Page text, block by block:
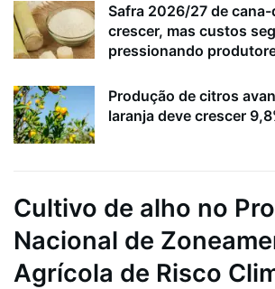
Safra 2026/27 de
crescer, mas custos
pressionando
Produção de citros
laranja deve crescer
Cultivo de alho no
Nacional de
Agrícola de Risco